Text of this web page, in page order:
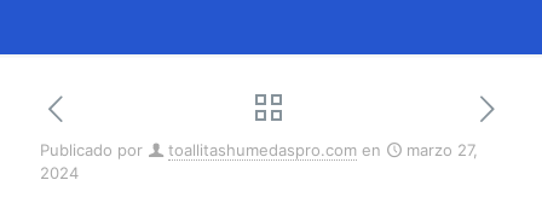
Publicado por toallitashumedaspro.com en
marzo 27,
2024